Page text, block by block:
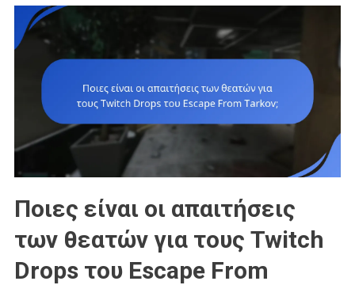
Ποιες είναι οι απαιτήσεις
των θεατών για τους Twitch
Drops του Escape From